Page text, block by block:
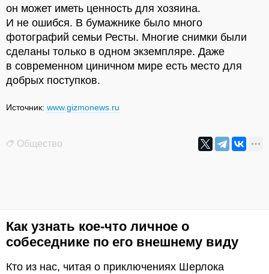
он может иметь ценность для хозяина.
И не ошибся. В бумажнике было много
фотографий семьи Ресты. Многие снимки были
сделаны только в одном экземпляре. Даже
в современном циничном мире есть место для
добрых поступков.
Источник: www.gizmonews.ru
Общество
Как узнать кое-что личное о
собеседнике по его внешнему виду
Кто из нас, читая о приключениях Шерлока